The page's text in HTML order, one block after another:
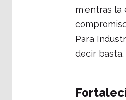
mientras la
Para
decir basta.